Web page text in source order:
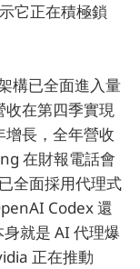
它正在積極鎖
構已全面進入量
收在第四季實現
增長，全年營收
在財報電話會
全面採用代理式
Codex 還
就是 AI 代理爆
正在推動